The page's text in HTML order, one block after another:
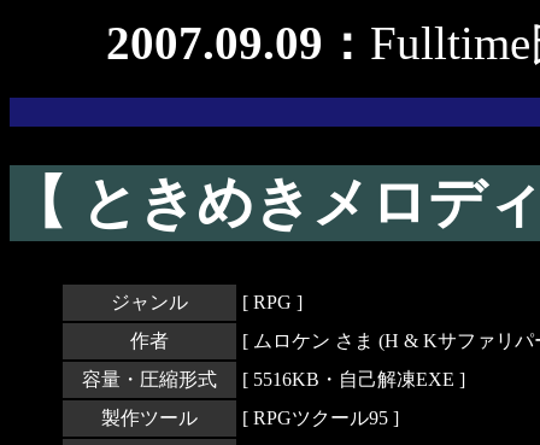
2007.09.09：
【 ときめきメロデ
ジャンル
[ RPG ]
作者
[ ムロケン さま (H & Kサファリパ
容量・圧縮形式
[ 5516KB・自己解凍EXE ]
製作ツール
[ RPGツクール95 ]